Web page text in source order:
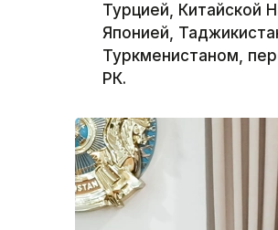
Турцией, Китайской
Японией,
Туркменистаном,
РК.